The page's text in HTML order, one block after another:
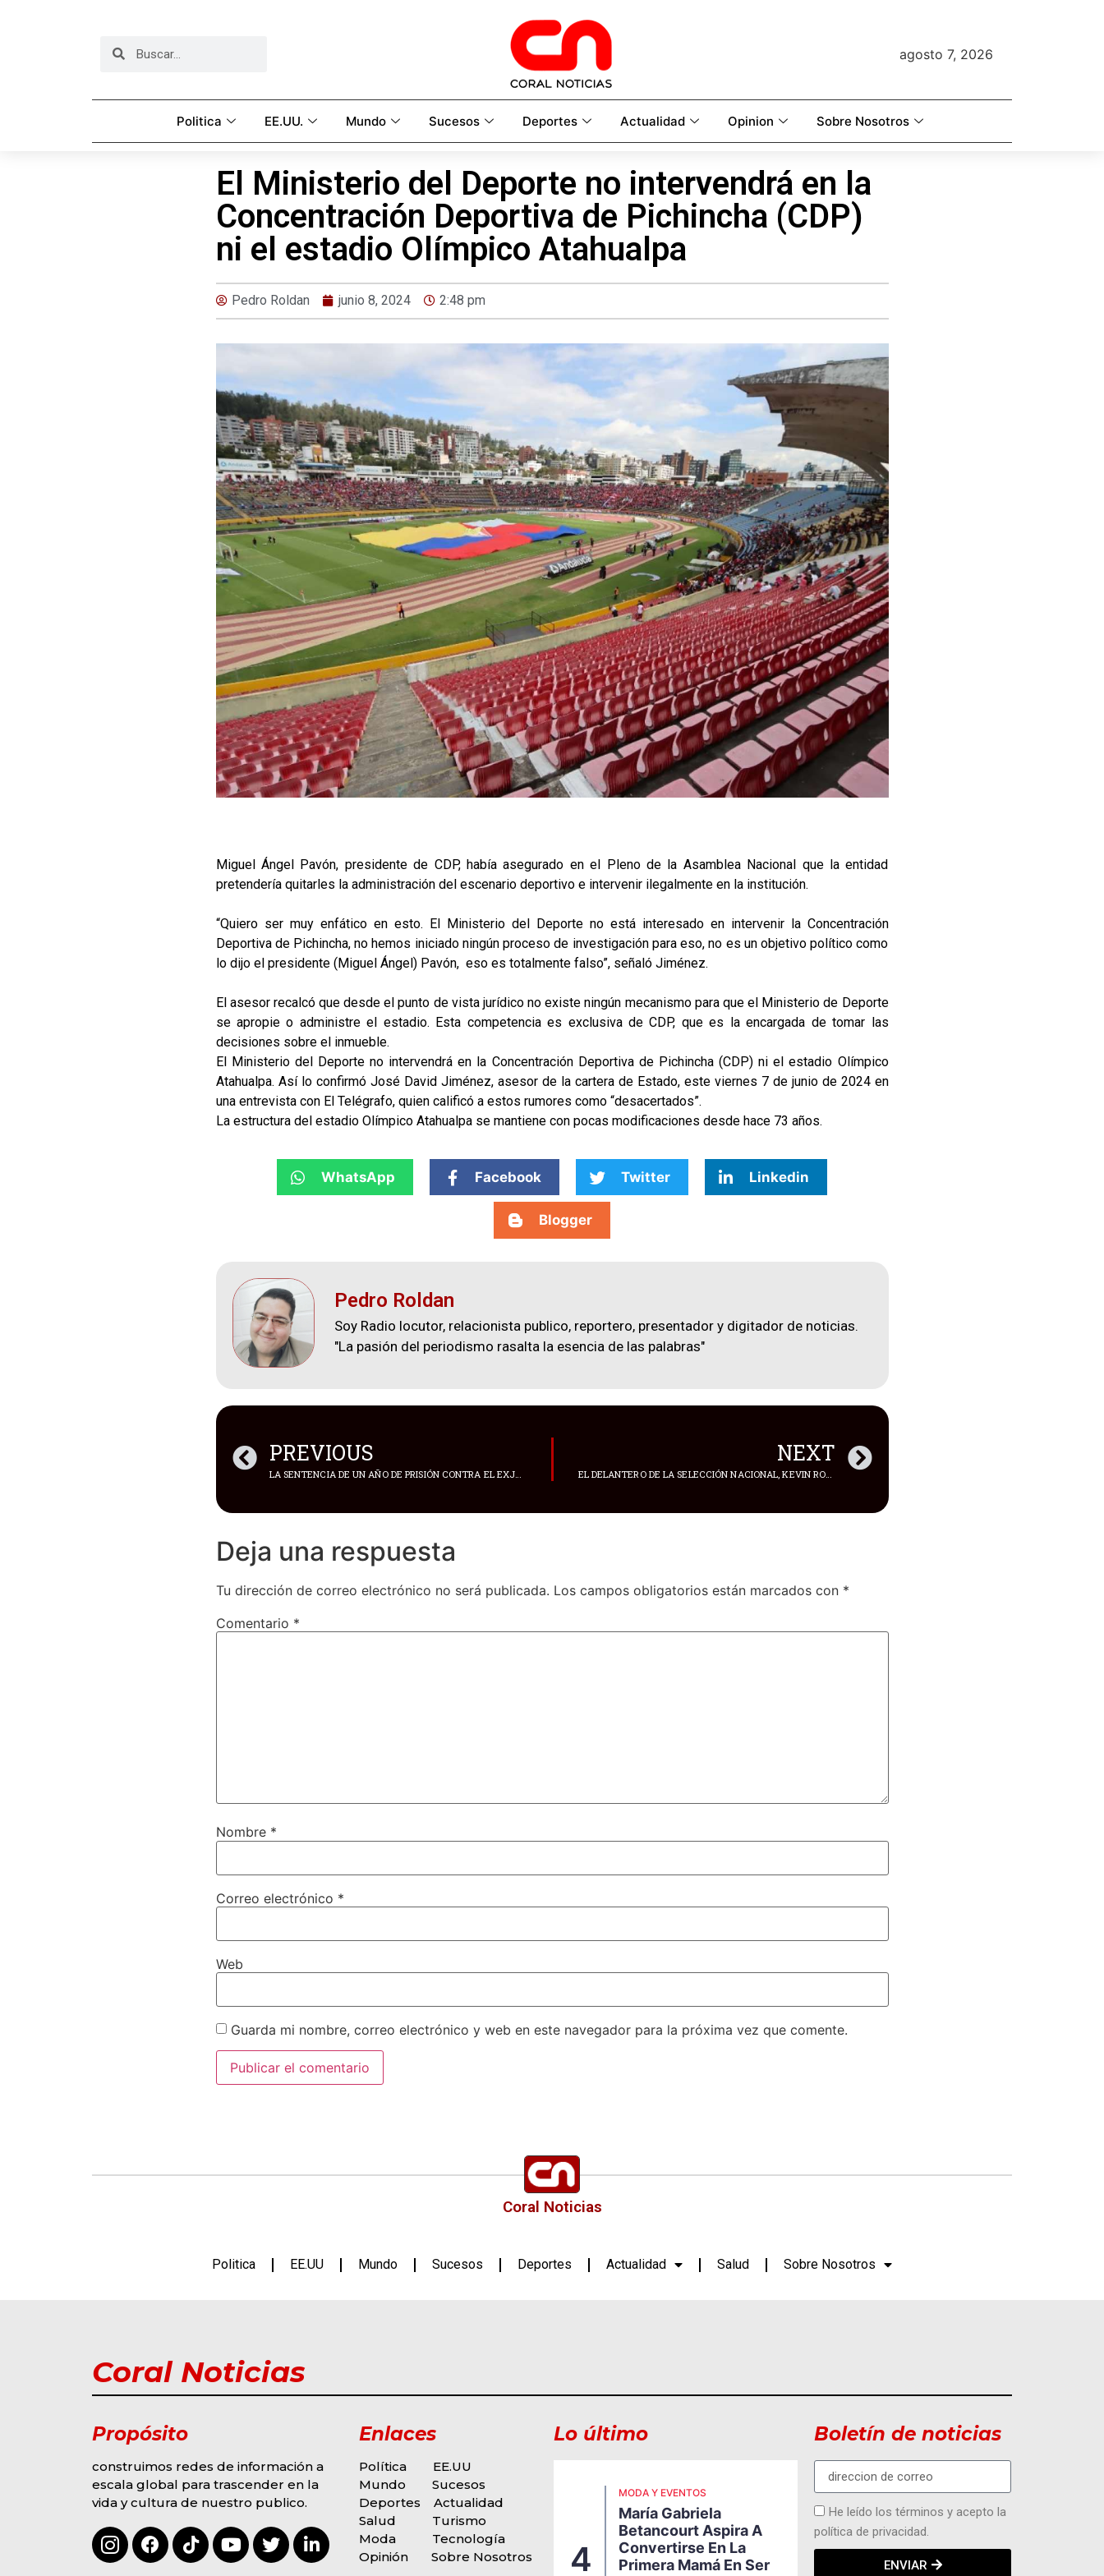
agosto 7, 2026
Politica EE.UU. Mundo Sucesos Deportes Actualidad Opinion Sobre Nosotros
El Ministerio del Deporte no intervendrá en la
Concentración Deportiva de Pichincha (CDP)
ni el estadio Olímpico Atahualpa
Pedro Roldan junio 8, 2024 2:48 pm
Miguel Ángel Pavón, presidente de CDP, había asegurado en el Pleno de la Asamblea Nacional que la entidad
pretendería quitarles la administración del escenario deportivo e intervenir ilegalmente en la institución.
“Quiero ser muy enfático en esto. El Ministerio del Deporte no está interesado en intervenir la Concentración
Deportiva de Pichincha, no hemos iniciado ningún proceso de investigación para eso, no es un objetivo político como
lo dijo el presidente (Miguel Ángel) Pavón, eso es totalmente falso”, señaló Jiménez.
El asesor recalcó que desde el punto de vista jurídico no existe ningún mecanismo para que el Ministerio de Deporte
se apropie o administre el estadio. Esta competencia es exclusiva de CDP, que es la encargada de tomar las
decisiones sobre el inmueble.
El Ministerio del Deporte no intervendrá en la Concentración Deportiva de Pichincha (CDP) ni el estadio Olímpico
Atahualpa. Así lo confirmó José David Jiménez, asesor de la cartera de Estado, este viernes 7 de junio de 2024 en
una entrevista con El Telégrafo, quien calificó a estos rumores como “desacertados”.
La estructura del estadio Olímpico Atahualpa se mantiene con pocas modificaciones desde hace 73 años.
WhatsApp Facebook Twitter Linkedin
Blogger
Pedro Roldan
Soy Radio locutor, relacionista publico, reportero, presentador y digitador de noticias.
"La pasión del periodismo rasalta la esencia de las palabras"
PREVIOUS NEXT
Deja una respuesta
Tu dirección de correo electrónico no será publicada. Los campos obligatorios están marcados con *
Comentario *
Nombre *
Correo electrónico *
Web
Guarda mi nombre, correo electrónico y web en este navegador para la próxima vez que comente.
Coral Noticias
Politica EE.UU Mundo Sucesos Deportes Actualidad Salud Sobre Nosotros
Coral Noticias
Propósito
construimos redes de información a
escala global para trascender en la
vida y cultura de nuestro publico.
Enlaces
Política
EE.UU
Mundo
Sucesos
Deportes
Actualidad
Salud
Turismo
Moda
Tecnología
Opinión
Sobre Nosotros
Lo último
MODA Y EVENTOS
OMAR COLINA
DERROCHA TALENTO
EN “SOY LA VOZ USA”
3
MODA Y EVENTOS
Gigi Borrelli Presenta
Su Nueva Propuesta
Musical, Una Explosiva
Fusión De Funk, Soul Y
4
MODA Y EVENTOS
María Gabriela
Betancourt Aspira A
Convertirse En La
Primera Mamá En Ser
5
Ecuador Abre Paso A
Una Nueva Generación
De Ajedrecistas Con
Future Grandmasters,
Boletín de noticias
He leído los términos y acepto la
política de privacidad.
ENVIAR